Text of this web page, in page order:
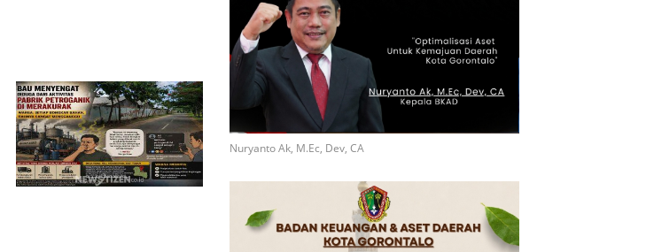
Nuryanto Ak, M.Ec, Dev, CA